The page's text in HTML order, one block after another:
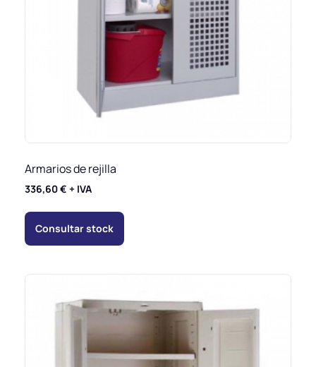
Armarios de rejilla
336,60€ + IVA
Consultar stock